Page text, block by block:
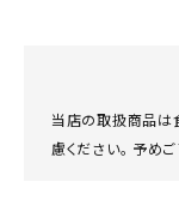
当店の取扱商品は
慮ください。 予め